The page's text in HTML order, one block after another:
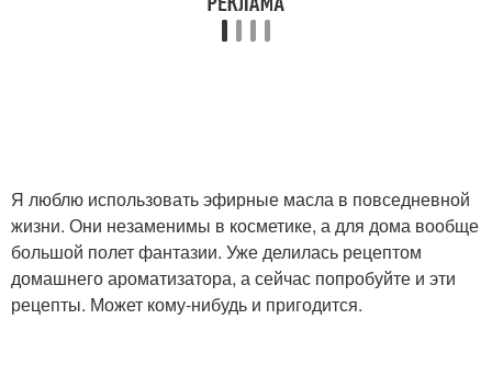
Я люблю использовать эфирные масла в повседневной
жизни. Они незаменимы в косметике, а для дома вообще
большой полет фантазии. Уже делилась рецептом
домашнего ароматизатора, а сейчас попробуйте и эти
рецепты. Может кому-нибудь и пригодится.